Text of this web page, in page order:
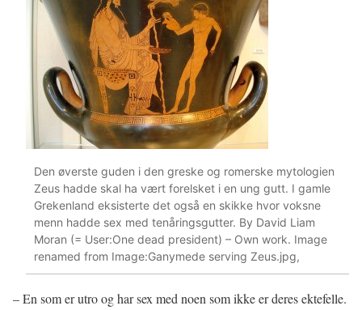
Den øverste guden i den greske og romerske mytologien
Zeus hadde skal ha vært forelsket i en ung gutt. I gamle
Grekenland eksisterte det også en skikke hvor voksne
menn hadde sex med tenåringsgutter. By David Liam
Moran (= User:One dead president) – Own work. Image
renamed from Image:Ganymede serving Zeus.jpg,
– En som er utro og har sex med noen som ikke er deres ektefelle.